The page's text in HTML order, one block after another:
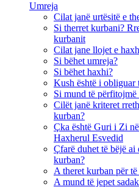
Umreja
Cilat janë urtësitë e
Si therret kurbani?
kurbanit
Cilat jane llojet e
Si bëhet umreja?
Si bëhet haxhi?
Kush është i obliguar
Si mund të përfitojmë
Cilët janë kriteret
kurban?
Çka është Guri i Zi
Haxherul Esvedid
Çfarë duhet të bëjë
kurban?
A theret kurban për
A mund të jepet